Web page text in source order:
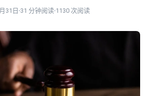
31日 31 分钟阅读 1130 次阅读